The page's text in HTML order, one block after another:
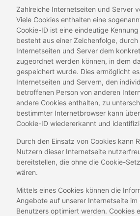
Zahlreiche Internetseiten und Server
Viele Cookies enthalten eine
Cookie-ID ist eine eindeutige
besteht aus einer Zeichenfolge, durch
Internetseiten und Server dem
zugeordnet werden können, in dem
gespeichert wurde. Dies ermöglicht
Internetseiten und Servern, den
betroffenen Person von anderen
andere Cookies enthalten, zu
bestimmter Internetbrowser kann
Cookie-ID wiedererkannt und
Durch den Einsatz von Cookies kann
Nutzern dieser Internetseite
bereitstellen, die ohne die Cookie-
wären.
Mittels eines Cookies können die
Angebote auf unserer Internetseite im
Benutzers optimiert werden. Cookies